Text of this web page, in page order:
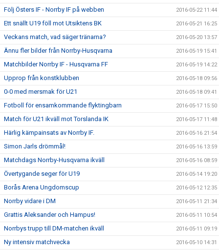
Följ Östers IF - Norrby IF på webben 2016-05-22 11:44
Ett snällt U19 föll mot Utsiktens BK 2016-05-21 16:25
Veckans match, vad säger tränarna? 2016-05-20 13:57
Ännu fler bilder från Norrby-Husqvarna 2016-05-19 15:41
Matchbilder Norrby IF - Husqvarna FF 2016-05-19 14:22
Upprop från konstklubben 2016-05-18 09:56
0-0 med mersmak för U21 2016-05-18 09:41
Fotboll för ensamkommande flyktingbarn 2016-05-17 15:50
Match för U21 ikväll mot Torslanda IK 2016-05-17 11:48
Härlig kämpainsats av Norrby IF. 2016-05-16 21:54
Simon Jarls drömmål! 2016-05-16 13:59
Matchdags Norrby-Husqvarna ikväll 2016-05-16 08:59
Övertygande seger för U19 2016-05-14 19:20
Borås Arena Ungdomscup 2016-05-12 12:35
Norrby vidare i DM 2016-05-11 21:34
Grattis Aleksander och Hampus! 2016-05-11 10:54
Norrbys trupp till DM-matchen ikväll 2016-05-11 09:19
Ny intensiv matchvecka 2016-05-10 14:31